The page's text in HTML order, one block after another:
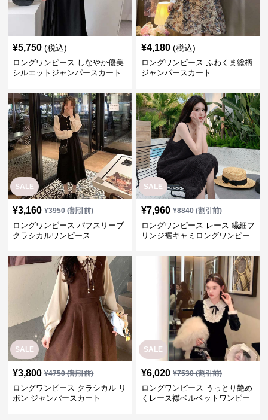
¥5,750 (税込)
ロングワンピース しなやか優美
シルエットジャンパースカート
¥4,180 (税込)
ロングワンピース ふわくま総柄
ジャンパースカート
SALE
¥3,160 ¥3950(割引前)
ロングワンピース パフスリーブ
クラシカルワンピース
SALE
¥7,960 ¥8840(割引前)
ロングワンピース レース 繊細フ
リンジ裾キャミロングワンピー
SALE
¥3,800 ¥4750(割引前)
ロングワンピース クラシカル リ
ボン ジャンパースカート
SALE
¥6,020 ¥7530(割引前)
ロングワンピース うっとり艶め
くレース襟ベルベットワンピー